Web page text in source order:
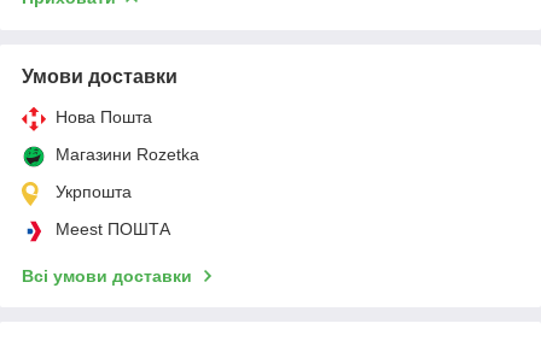
Умови доставки
Нова Пошта
Магазини Rozetka
Укрпошта
Meest ПОШТА
Всі умови доставки